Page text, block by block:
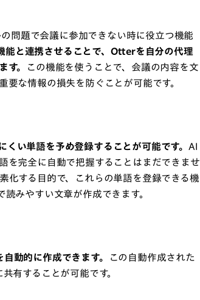
問題で会議に参加できない時に役立つ機能
と連携させることで、Otterを自分の代理
す。
この機能を使うことで、会議の内容を文
な情報の損失を防ぐことが可能です。
い単語を予め登録することが可能です。 AI
を完全に自動で把握することはまだできませ
化する目的で、これらの単語を登録できる機
みやすい文章が作成できます。
動的に作成できます。
この自動作成された
有することが可能です。